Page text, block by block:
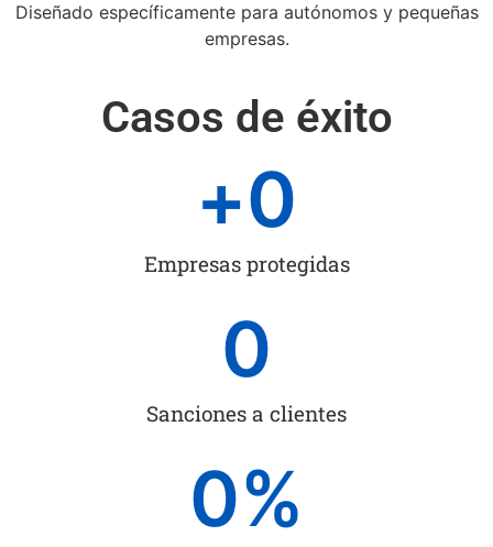
Diseñado específicamente para autónomos y pequeñas
empresas.
Casos de éxito
Empresas protegidas
+0
Sanciones a clientes
0
0%